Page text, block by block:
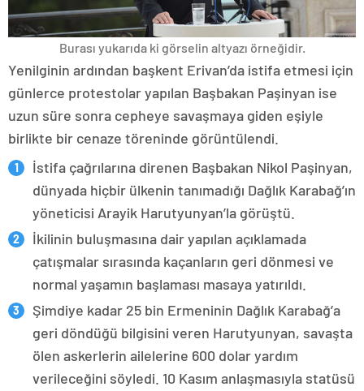
Burası yukarıda ki görselin altyazı örneğidir.
Yenilginin ardından başkent Erivan’da istifa etmesi için
günlerce protestolar yapılan Başbakan Paşinyan ise
uzun süre sonra cepheye savaşmaya giden eşiyle
birlikte bir cenaze töreninde görüntülendi.
İstifa çağrılarına direnen Başbakan Nikol Paşinyan,
dünyada hiçbir ülkenin tanımadığı Dağlık Karabağ’ın
yöneticisi Arayik Harutyunyan’la görüştü.
İkilinin buluşmasına dair yapılan açıklamada
çatışmalar sırasında kaçanların geri dönmesi ve
normal yaşamın başlaması masaya yatırıldı.
Şimdiye kadar 25 bin Ermeninin Dağlık Karabağ’a
geri döndüğü bilgisini veren Harutyunyan, savaşta
ölen askerlerin ailelerine 600 dolar yardım
verileceğini söyledi. 10 Kasım anlaşmasıyla statüsü